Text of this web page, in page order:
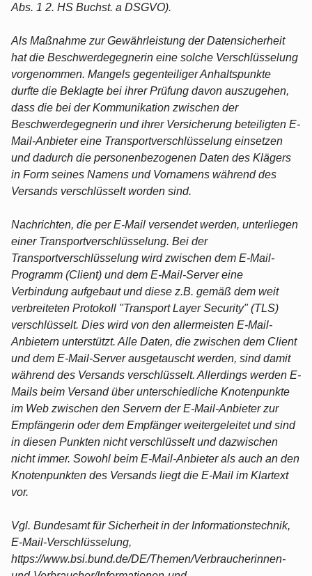
Abs. 1 2. HS Buchst. a DSGVO).
Als Maßnahme zur Gewährleistung der Datensicherheit
hat die Beschwerdegegnerin eine solche Verschlüsselung
vorgenommen. Mangels gegenteiliger Anhaltspunkte
durfte die Beklagte bei ihrer Prüfung davon auszugehen,
dass die bei der Kommunikation zwischen der
Beschwerdegegnerin und ihrer Versicherung beteiligten E-
Mail-Anbieter eine Transportverschlüsselung einsetzen
und dadurch die personenbezogenen Daten des Klägers
in Form seines Namens und Vornamens während des
Versands verschlüsselt worden sind.
Nachrichten, die per E-Mail versendet werden, unterliegen
einer Transportverschlüsselung. Bei der
Transportverschlüsselung wird zwischen dem E-Mail-
Programm (Client) und dem E-Mail-Server eine
Verbindung aufgebaut und diese z.B. gemäß dem weit
verbreiteten Protokoll "Transport Layer Security" (TLS)
verschlüsselt. Dies wird von den allermeisten E-Mail-
Anbietern unterstützt. Alle Daten, die zwischen dem Client
und dem E-Mail-Server ausgetauscht werden, sind damit
während des Versands verschlüsselt. Allerdings werden E-
Mails beim Versand über unterschiedliche Knotenpunkte
im Web zwischen den Servern der E-Mail-Anbieter zur
Empfängerin oder dem Empfänger weitergeleitet und sind
in diesen Punkten nicht verschlüsselt und dazwischen
nicht immer. Sowohl beim E-Mail-Anbieter als auch an den
Knotenpunkten des Versands liegt die E-Mail im Klartext
vor.
Vgl. Bundesamt für Sicherheit in der Informationstechnik,
E-Mail-Verschlüsselung,
https://www.bsi.bund.de/DE/Themen/Verbraucherinnen-